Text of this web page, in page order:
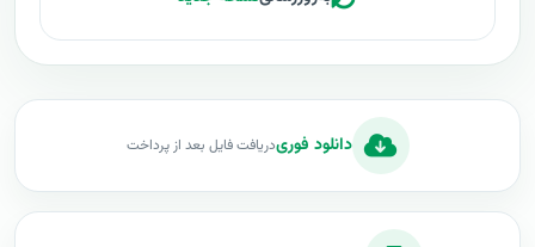
دانلود فوریدریافت فایل بعد از پرداخت